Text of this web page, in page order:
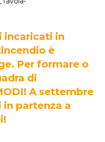
incaricati in
è
Per formare o
di
A settembre
partenza a